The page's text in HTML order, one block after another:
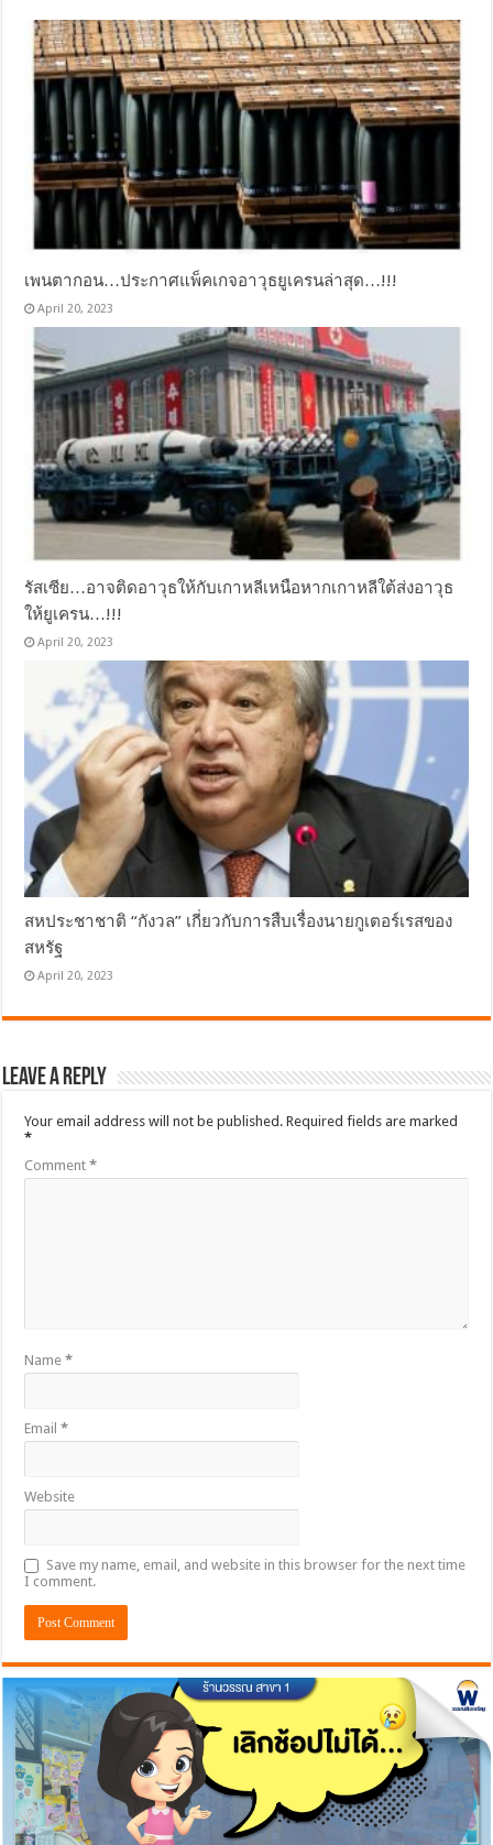
เพนตากอน…ประกาศแพ็คเกจอาวุธยูเครนล่าสุด…!!!
April 20, 2023
รัสเซีย…อาจติดอาวุธให้กับเกาหลีเหนือหากเกาหลีใต้ส่งอาวุธ
ให้ยูเครน…!!!
April 20, 2023
สหประชาชาติ “กังวล” เกี่ยวกับการสืบเรื่องนายกูเตอร์เรสของ
สหรัฐ
April 20, 2023
Leave a Reply
Your email address will not be published. Required fields are marked
*
Comment*
Name*
Email*
Website
Save my name, email, and website in this browser for the next time
I comment.